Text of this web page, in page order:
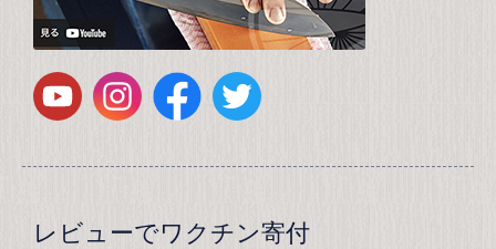
レビューでワクチン寄付